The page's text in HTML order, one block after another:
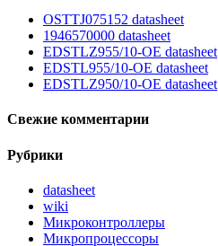
OSTTJ075152 datasheet
1946570000 datasheet
EDSTLZ955/10-OE datasheet
EDSTL955/10-OE datasheet
EDSTLZ950/10-OE datasheet
Свежие комментарии
Рубрики
datasheet
wiki
Микроконтроллеры
Микропроцессоры